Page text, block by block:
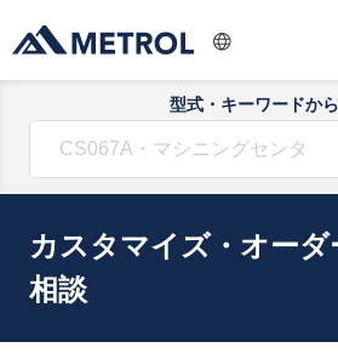
型式・キーワードか
カスタマイズ・オー
相談